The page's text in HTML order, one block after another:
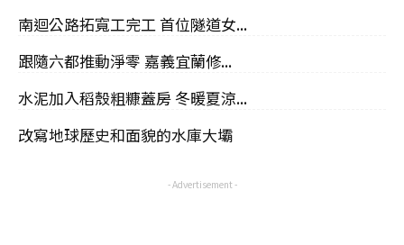
南迴公路拓寬工完工 首位隧道女...
跟隨六都推動淨零 嘉義宜蘭修...
水泥加入稻殼粗糠蓋房 冬暖夏涼...
改寫地球歷史和面貌的水庫大壩
- Advertisement -